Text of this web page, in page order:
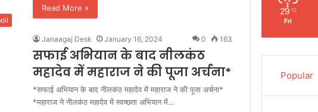
Read More »
Janaagaj Desk January 16, 2024 0 163
सफाई अभियान के बाद नीलकंठ
महादेव में महाराज ने की पूजा अर्चना*
*सफाई अभियान के बाद नीलकंठ महादेव में महाराज ने की पूजा अर्चना*
*महाराज ने नीलकंठ महादेव में स्वच्छता अभियान में…
29 ℃
Fri
Popular